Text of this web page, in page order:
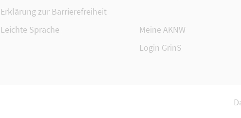
Erklärung zur Barrierefreiheit
Leichte Sprache
Meine AKNW
Login GrinS